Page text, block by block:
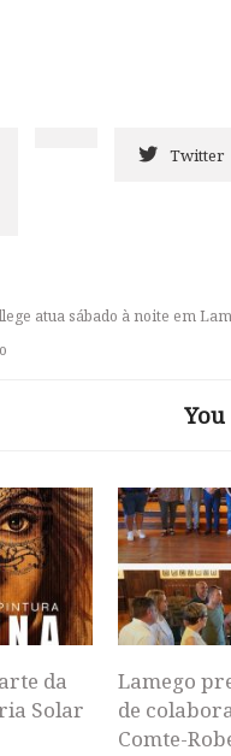
Twitter
atua sábado à noite em
da
Solar
Lamego
de
Comte-